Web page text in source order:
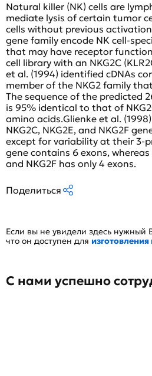
Natural killer (NK) cells are
mediate lysis of certain tumor
cells without previous
gene family encode NK cell-
that may have receptor
cell library with an NKG2C
et al. (1994) identified cDNAs
member of the NKG2 family
The sequence of the predicted
is 95% identical to that of
amino acids.Glienke et al.
NKG2C, NKG2E, and NKG2F
except for variability at their 3-
gene contains 6 exons, whereas
and NKG2F has only 4 exons.
Поделиться
Если вы не увидели здесь нужный
что он доступен для изготовления
С нами успешно